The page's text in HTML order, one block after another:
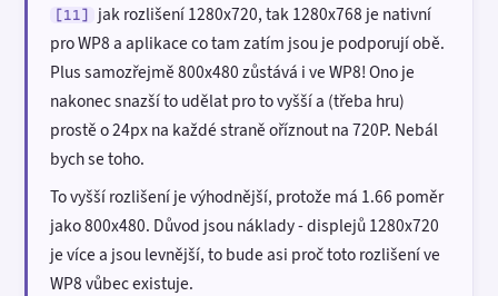
[11]
jak rozlišení 1280x720, tak 1280x768 je nativní
pro WP8 a aplikace co tam zatím jsou je podporují obě.
Plus samozřejmě 800x480 zůstává i ve WP8! Ono je
nakonec snazší to udělat pro to vyšší a (třeba hru)
prostě o 24px na každé straně oříznout na 720P. Nebál
bych se toho.
To vyšší rozlišení je výhodnější, protože má 1.66 poměr
jako 800x480. Důvod jsou náklady - displejů 1280x720
je více a jsou levnější, to bude asi proč toto rozlišení ve
WP8 vůbec existuje.